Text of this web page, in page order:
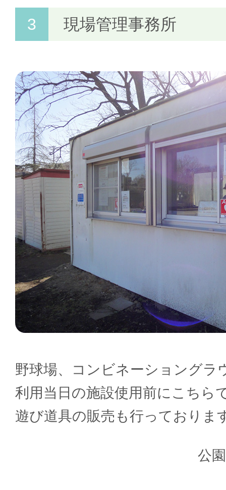
現場管理事務所
野球場、コンビネーショングラ
利用当日の施設使用前にこちら
遊び道具の販売も行っておりま
公